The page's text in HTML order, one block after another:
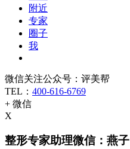
附近
专家
圈子
我
微信关注公众号：评美帮
TEL： 400-616-6769
+ 微信
X
整形专家助理微信：燕子